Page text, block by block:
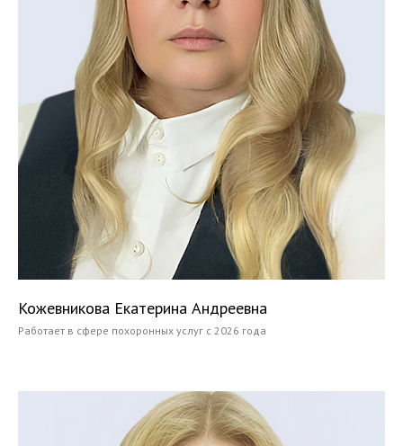
Кожевникова Екатерина Андреевна
Работает в сфере похоронных услуг с 2026 года